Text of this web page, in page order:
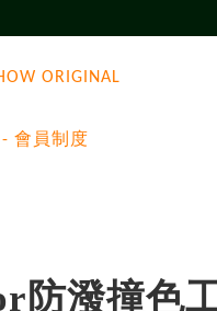
ORIGINAL
- 會員制度
防潑撞色